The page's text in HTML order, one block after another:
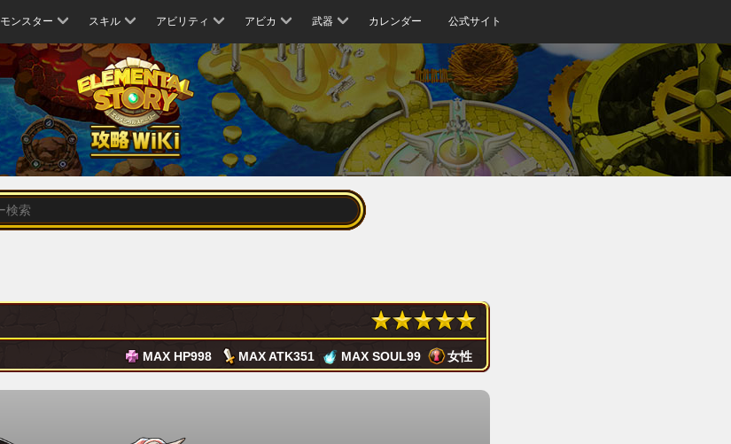
モンスター スキル アビリティ アビカ 武器 カレンダー 公式サイト
MAX HP998 MAX ATK351 MAX SOUL99 女性